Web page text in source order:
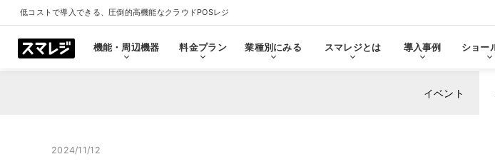
低コストで導入できる、圧倒的高機能なクラウドPOSレジ
機能・周辺機器
機能・周辺機器
料金プラン
料金プラン
業種別にみる
業種別にみる
スマレジとは
スマレジとは
導入事例
導入事例
ショー
ショールーム
イベント
2024/11/12